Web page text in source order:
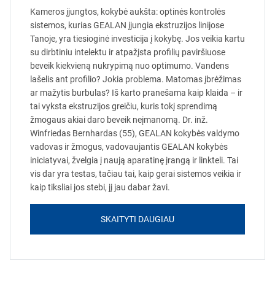
Kameros įjungtos, kokybė aukšta: optinės kontrolės
sistemos, kurias GEALAN įjungia ekstruzijos linijose
Tanoje, yra tiesioginė investicija į kokybę. Jos veikia kartu
su dirbtiniu intelektu ir atpažįsta profilių paviršiuose
beveik kiekvieną nukrypimą nuo optimumo. Vandens
lašelis ant profilio? Jokia problema. Matomas įbrėžimas
ar mažytis burbulas? Iš karto pranešama kaip klaida – ir
tai vyksta ekstruzijos greičiu, kuris tokį sprendimą
žmogaus akiai daro beveik neįmanomą. Dr. inž.
Winfriedas Bernhardas (55), GEALAN kokybės valdymo
vadovas ir žmogus, vadovaujantis GEALAN kokybės
iniciatyvai, žvelgia į naują aparatinę įrangą ir linkteli. Tai
vis dar yra testas, tačiau tai, kaip gerai sistemos veikia ir
kaip tiksliai jos stebi, jį jau dabar žavi.
SKAITYTI DAUGIAU